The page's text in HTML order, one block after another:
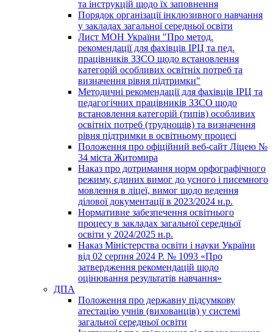
та інструкцій щодо їх заповнення
Порядок організації інклюзивного навчання
у закладах загальної середньої освіти
Лист МОН України "Про метод.
рекомендації для фахівців ІРЦ та пед.
працівників ЗЗСО щодо встановлення
категорій особливих освітніх потреб та
визначення рівня підтримки"
Методичні рекомендації для фахівців ІРЦ та
педагогічних працівників ЗЗСО щодо
встановлення категорій (типів) особливих
освітніх потреб (труднощів) та визначення
рівня підтримки в освітньому процесі
Положення про офіційний веб-сайт Ліцею №
34 міста Житомира
Наказ про дотримання норм орфографічного
режиму, єдиних вимог до усного і писемного
мовлення в ліцеї, вимог щодо ведення
ділової документації в 2023/2024 н.р.
Нормативне забезпечення освітнього
процесу в закладах загальної середньої
освіти у 2024/2025 н.р.
Наказ Міністерства освіти і науки України
від 02 серпня 2024 Р. № 1093 «Про
затвердження рекомендацій щодо
оцінювання результатів навчання»
ДПА
Положення про державну підсумкову
атестацію учнів (вихованців) у системі
загальної середньої освіти